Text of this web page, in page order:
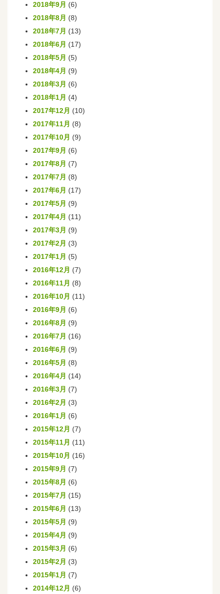
2018年9月 (6)
2018年8月 (8)
2018年7月 (13)
2018年6月 (17)
2018年5月 (5)
2018年4月 (9)
2018年3月 (6)
2018年1月 (4)
2017年12月 (10)
2017年11月 (8)
2017年10月 (9)
2017年9月 (6)
2017年8月 (7)
2017年7月 (8)
2017年6月 (17)
2017年5月 (9)
2017年4月 (11)
2017年3月 (9)
2017年2月 (3)
2017年1月 (5)
2016年12月 (7)
2016年11月 (8)
2016年10月 (11)
2016年9月 (6)
2016年8月 (9)
2016年7月 (16)
2016年6月 (9)
2016年5月 (8)
2016年4月 (14)
2016年3月 (7)
2016年2月 (3)
2016年1月 (6)
2015年12月 (7)
2015年11月 (11)
2015年10月 (16)
2015年9月 (7)
2015年8月 (6)
2015年7月 (15)
2015年6月 (13)
2015年5月 (9)
2015年4月 (9)
2015年3月 (6)
2015年2月 (3)
2015年1月 (7)
2014年12月 (6)